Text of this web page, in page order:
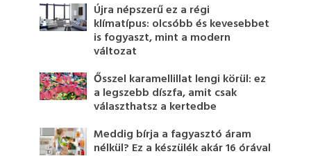
Újra népszerű ez a régi
klímatípus: olcsóbb és kevesebbet
is fogyaszt, mint a modern
változat
Ősszel karamellillat lengi körül: ez
a legszebb díszfa, amit csak
választhatsz a kertedbe
Meddig bírja a fagyasztó áram
nélkül? Ez a készülék akár 16 órával